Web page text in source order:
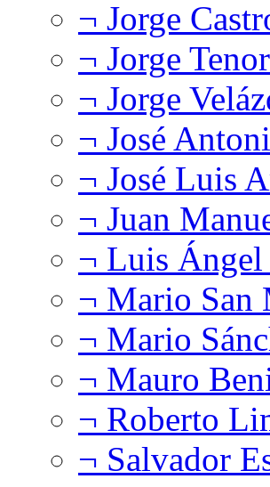
¬ Jorge
¬ Jorge
¬ Jorge
¬ José
¬ José Luis
¬ Juan
¬ Luis Ángel
¬ Mario San
¬ Mario
¬ Mauro
¬ Roberto
¬ Salvador